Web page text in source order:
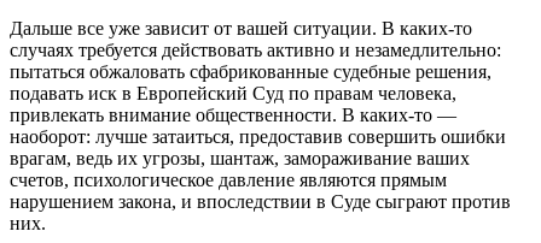
Дальше все уже зависит от вашей ситуации. В каких-то
случаях требуется действовать активно и незамедлительно:
пытаться обжаловать сфабрикованные судебные решения,
подавать иск в Европейский Суд по правам человека,
привлекать внимание общественности. В каких-то —
наоборот: лучше затаиться, предоставив совершить ошибки
врагам, ведь их угрозы, шантаж, замораживание ваших
счетов, психологическое давление являются прямым
нарушением закона, и впоследствии в Суде сыграют против
них.